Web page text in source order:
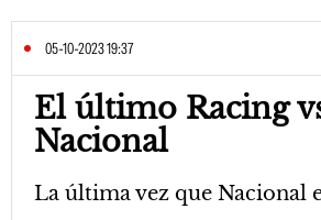
05-10-2023 19:37
El último Racing
Nacional
La última vez que Nacional